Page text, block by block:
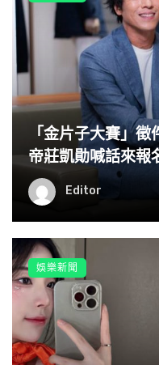
「金片子大賽」
帝莊凱勛喊話來報
Editor
娛樂新聞